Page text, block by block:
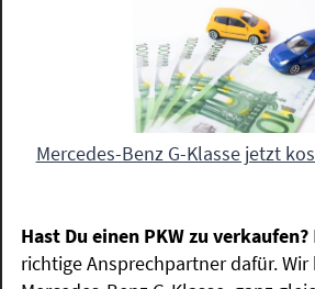
Mercedes-Benz G-Klasse jetzt
Hast Du einen PKW zu verkaufen?
richtige Ansprechpartner dafür. Wir